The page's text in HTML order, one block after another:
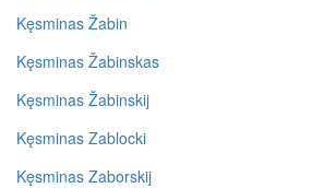
Kęsminas Žabin
Kęsminas Žabinskas
Kęsminas Žabinskij
Kęsminas Zablocki
Kęsminas Zaborskij